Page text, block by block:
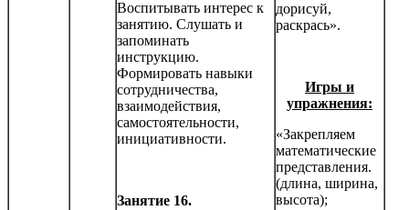
Воспитывать интерес к
занятию. Слушать и
запоминать
инструкцию.
Формировать навыки
сотрудничества,
взаимодействия,
самостоятельности,
инициатив­ности.
Занятие 16.
дорисуй,
раскрась».
Игры и
упражнения:
«Закрепляем
математические
представления.
(длина, ширина,
высота);